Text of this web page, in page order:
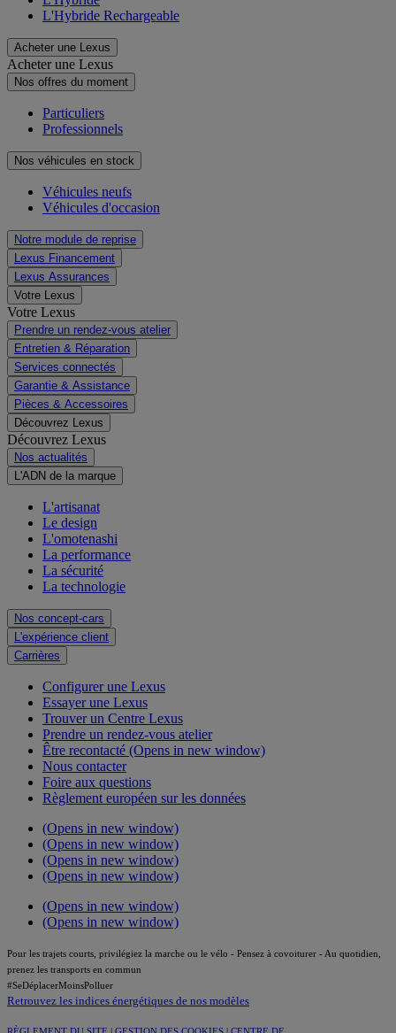
L'Hybride Rechargeable
Acheter une Lexus
Acheter une Lexus
Nos offres du moment
Particuliers
Professionnels
Nos véhicules en stock
Véhicules neufs
Véhicules d'occasion
Notre module de reprise
Lexus Financement
Lexus Assurances
Votre Lexus
Votre Lexus
Prendre un rendez-vous atelier
Entretien & Réparation
Services connectés
Garantie & Assistance
Pièces & Accessoires
Découvrez Lexus
Découvrez Lexus
Nos actualités
L'ADN de la marque
L'artisanat
Le design
L'omotenashi
La performance
La sécurité
La technologie
Nos concept-cars
L'expérience client
Carrières
Configurer une Lexus
Essayer une Lexus
Trouver un Centre Lexus
Prendre un rendez-vous atelier
Être recontacté (Opens in new window)
Nous contacter
Foire aux questions
Règlement européen sur les données
(Opens in new window)
(Opens in new window)
(Opens in new window)
(Opens in new window)
(Opens in new window)
(Opens in new window)
Pour les trajets courts, privilégiez la marche ou le vélo - Pensez à covoiturer - Au quotidien,
prenez les transports en commun
#SeDéplacerMoinsPolluer
Retrouvez les indices énergétiques de nos modèles